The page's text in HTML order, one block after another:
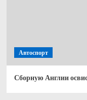
Автоспорт
Сборную Англии